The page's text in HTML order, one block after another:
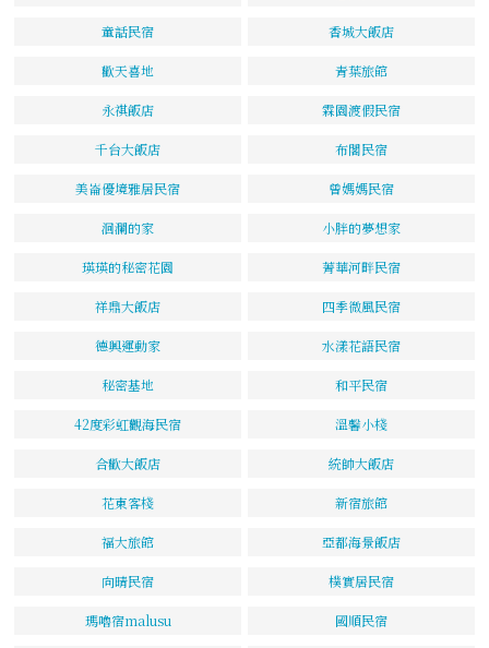
童話民宿 香城大飯店
歡天喜地 青葉旅館
永祺飯店 霖園渡假民宿
千台大飯店 布閣民宿
美崙優境雅居民宿 曾媽媽民宿
洄瀾的家 小胖的夢想家
瑛瑛的秘密花園 菁華河畔民宿
祥鼎大飯店 四季微風民宿
德興運動家 水漾花語民宿
秘密基地 和平民宿
42度彩虹觀海民宿 溫馨小棧
合歡大飯店 統帥大飯店
花東客棧 新宿旅館
福大旅館 亞都海景飯店
向晴民宿 樸實居民宿
瑪嚕宿malusu 國順民宿